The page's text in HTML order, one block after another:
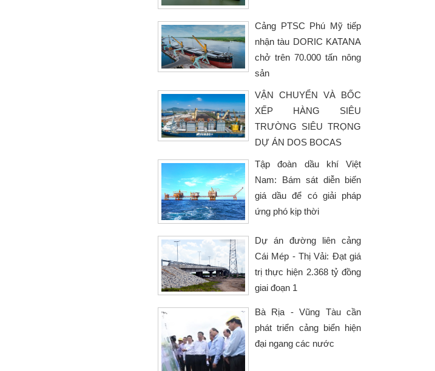
Cảng PTSC Phú Mỹ tiếp
nhận tàu DORIC KATANA
chở trên 70.000 tấn nông
sản
VẬN CHUYỂN VÀ BỐC
XẾP HÀNG SIÊU
TRƯỜNG SIÊU TRỌNG
DỰ ÁN DOS BOCAS
Tập đoàn dầu khí Việt
Nam: Bám sát diễn biến
giá dầu để có giải pháp
ứng phó kịp thời
Dự án đường liên cảng
Cái Mép - Thị Vải: Đạt giá
trị thực hiện 2.368 tỷ đồng
giai đoạn 1
Bà Rịa - Vũng Tàu cần
phát triển cảng biển hiện
đại ngang các nước